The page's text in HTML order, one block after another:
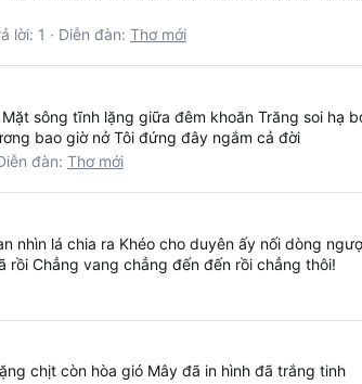
lời: 1 Diễn đàn: Thơ mới
sông tĩnh lặng giữa đêm khoăn Trăng soi hạ
bao giờ nở Tôi đứng đây ngắm cả đời
đàn: Thơ mới
nhìn lá chia ra Khéo cho duyên ấy nối dòng
Chẳng vang chẳng đến đến rồi chẳng thôi!
chịt còn hòa gió Mây đã in hình đã trắng tinh